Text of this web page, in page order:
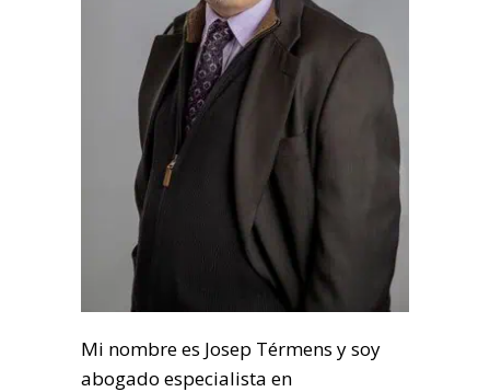
Mi nombre es Josep Térmens y soy
abogado especialista en